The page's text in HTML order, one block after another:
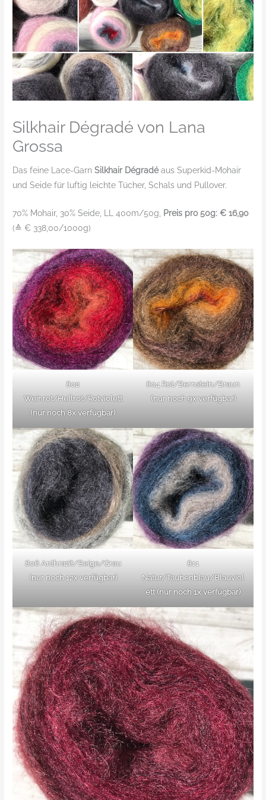
Silkhair Dégradé von Lana
Grossa
Das feine Lace-GarnSilkhair Dégradéaus Superkid-Mohair
und Seide für luftig leichte Tücher, Schals und Pullover.
70% Mohair, 30% Seide, LL 400m/50g, Preis pro 50g: € 16,90
(≙ € 338,00/1000g)
802
Weinrot/Hellrot/Rotviolett
(nur noch 8x verfügbar)
804 Rot/Bernstein/Braun
(nur noch 9x verfügbar)
806 Anthrazit/Beige/Grau
(nur noch 12x verfügbar)
811
Natur/Taubenblau/Blauviol
ett (nur noch 1x verfügbar)